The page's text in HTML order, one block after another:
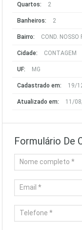
Quartos: 2
Banheiros: 2
Bairro: COND. NOSSO
Cidade: CONTAGEM
UF: MG
Cadastrado em: 19/
Atualizado em: 11/
Formulário De